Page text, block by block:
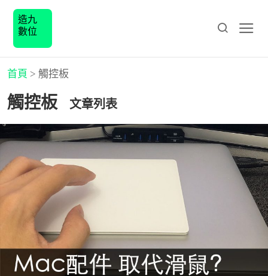
造九
數位
首頁 > 觸控板
觸控板 文章列表